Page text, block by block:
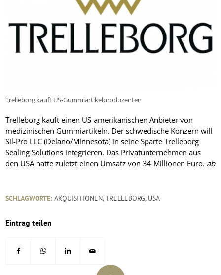
Trelleborg kauft US-Gummiartikelproduzenten
Trelleborg kauft einen US-amerikanischen Anbieter von
medizinischen Gummiartikeln. Der schwedische Konzern will
Sil-Pro LLC (Delano/Minnesota) in seine Sparte Trelleborg
Sealing Solutions integrieren. Das Privatunternehmen aus
den USA hatte zuletzt einen Umsatz von 34 Millionen Euro. ab
SCHLAGWORTE: AKQUISITIONEN,TRELLEBORG, USA
Eintrag teilen